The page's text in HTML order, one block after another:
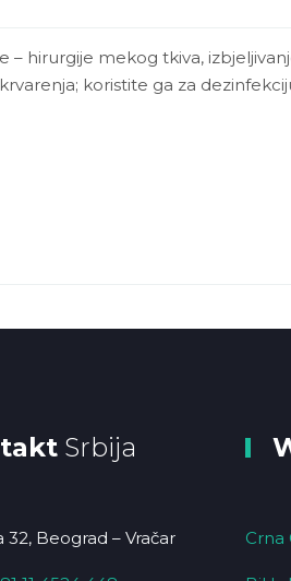
hirurgije mekog tkiva,
koristite ga za
Srbija
32, Beograd – Vračar Crna